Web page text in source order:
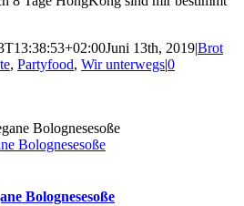
Juni 13th, 2019|Brot
, Partyfood, Wir unterwegs|0
Bolognesesoße
Bolognesesoße